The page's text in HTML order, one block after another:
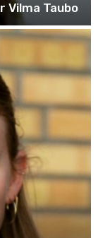
Vilma Taubo